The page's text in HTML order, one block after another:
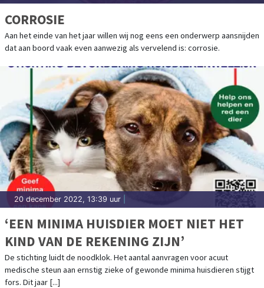
CORROSIE
Aan het einde van het jaar willen wij nog eens een onderwerp aansnijden
dat aan boord vaak even aanwezig als vervelend is: corrosie.
20 december 2022, 13:39 uur
‘EEN MINIMA HUISDIER MOET NIET HET
KIND VAN DE REKENING ZIJN’
De stichting luidt de noodklok. Het aantal aanvragen voor acuut
medische steun aan ernstig zieke of gewonde minima huisdieren stijgt
fors. Dit jaar [...]